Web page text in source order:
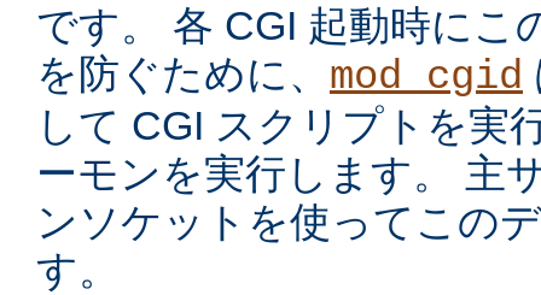
です。 各 CGI 起動時にこ
を防ぐために、 mod_cgid
して CGI スクリプトを実
ーモンを実行します。 主
ンソケットを使ってこの
す。